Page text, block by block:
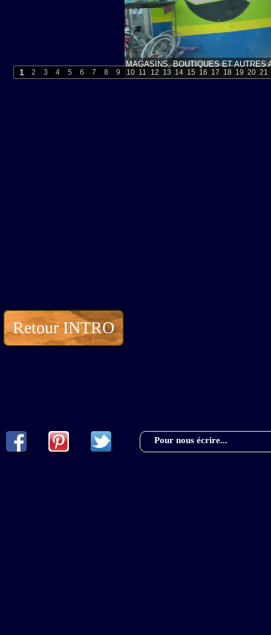
Retour INTRO
MAGASINS, BOUTIQUES ET AUTRES
1 2 3 4 5 6 7 8 9 10 11 12 13 14 15 16 17 18 19 20 21
Pour nous écrire...